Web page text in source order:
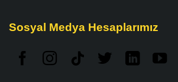
Sosyal Medya Hesaplarımız